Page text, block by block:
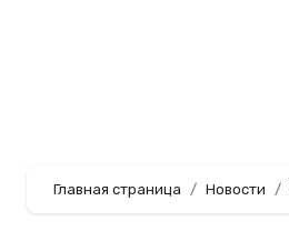
Главная страница Новости